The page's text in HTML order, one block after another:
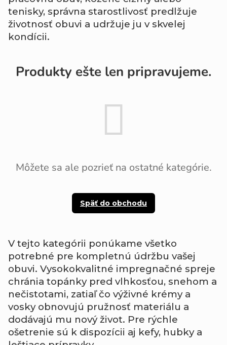
tenisky, správna starostlivosť predlžuje
životnosť obuvi a udržuje ju vskvelej
kondícii.
Produkty ešte len pripravujeme.
Môžete sa ale pozrieť na ostatné kategórie.
Späť do obchodu
V tejto kategórii ponúkame všetko
potrebné pre kompletnú údržbu vašej
obuvi. Vysokokvalitné impregnačné spreje
chránia topánky pred vlhkosťou, snehom a
nečistotami, zatiaľčo výživné krémy a
vosky obnovujú pružnosť materiálu a
dodávajú mu novýživot. Pre rýchle
ošetrenie sú k dispozícii aj kefy, hubky a